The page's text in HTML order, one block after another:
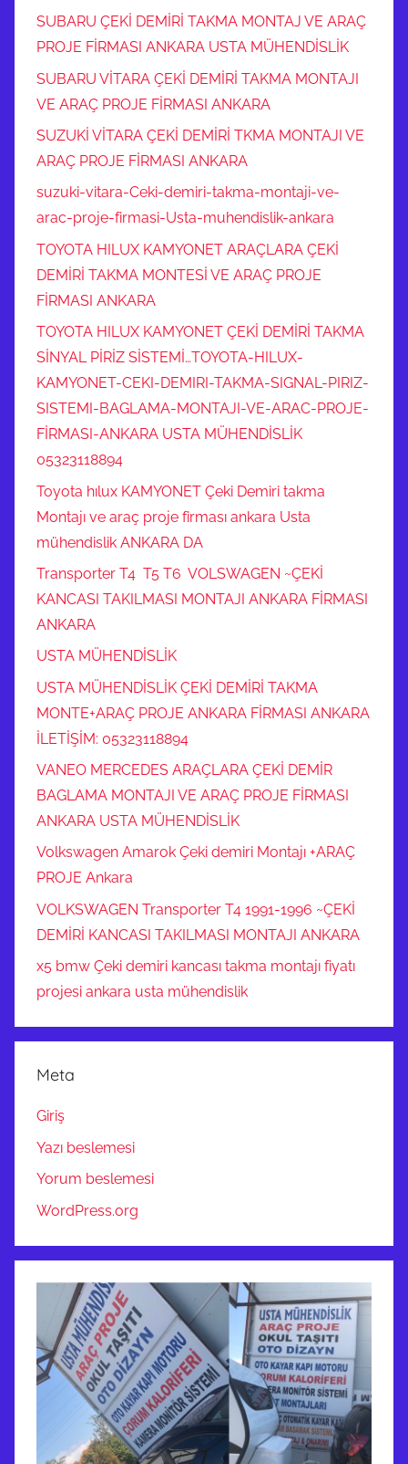
SUBARU ÇEKİ DEMİRİ TAKMA MONTAJ VE ARAÇ
PROJE FİRMASI ANKARA USTA MÜHENDİSLİK
SUBARU VİTARA ÇEKİ DEMİRİ TAKMA MONTAJI
VE ARAÇ PROJE FİRMASI ANKARA
SUZUKİ VİTARA ÇEKİ DEMİRİ TKMA MONTAJI VE
ARAÇ PROJE FİRMASI ANKARA
suzuki-vitara-Ceki-demiri-takma-montaji-ve-
arac-proje-firmasi-Usta-muhendislik-ankara
TOYOTA HILUX KAMYONET ARAÇLARA ÇEKİ
DEMİRİ TAKMA MONTESİ VE ARAÇ PROJE
FİRMASI ANKARA
TOYOTA HILUX KAMYONET ÇEKİ DEMİRİ TAKMA
SİNYAL PİRİZ SİSTEMİ…TOYOTA-HILUX-
KAMYONET-CEKI-DEMIRI-TAKMA-SIGNAL-PIRIZ-
SISTEMI-BAGLAMA-MONTAJI-VE-ARAC-PROJE-
FİRMASI-ANKARA USTA MÜHENDİSLİK
05323118894
Toyota hılux KAMYONET Çeki Demiri takma
Montajı ve araç proje firması ankara Usta
mühendislik ANKARA DA
Transporter T4 T5 T6 VOLSWAGEN ~ÇEKİ
KANCASI TAKILMASI MONTAJI ANKARA FİRMASI
ANKARA
USTA MÜHENDİSLİK
USTA MÜHENDİSLİK ÇEKİ DEMİRİ TAKMA
MONTE+ARAÇ PROJE ANKARA FİRMASI ANKARA
İLETİŞİM: 05323118894
VANEO MERCEDES ARAÇLARA ÇEKİ DEMİR
BAGLAMA MONTAJI VE ARAÇ PROJE FİRMASI
ANKARA USTA MÜHENDİSLİK
Volkswagen Amarok Çeki demiri Montajı +ARAÇ
PROJE Ankara
VOLKSWAGEN Transporter T4 1991-1996 ~ÇEKİ
DEMİRİ KANCASI TAKILMASI MONTAJI ANKARA
x5 bmw Çeki demiri kancası takma montajı fiyatı
projesi ankara usta mühendislik
Meta
Giriş
Yazı beslemesi
Yorum beslemesi
WordPress.org